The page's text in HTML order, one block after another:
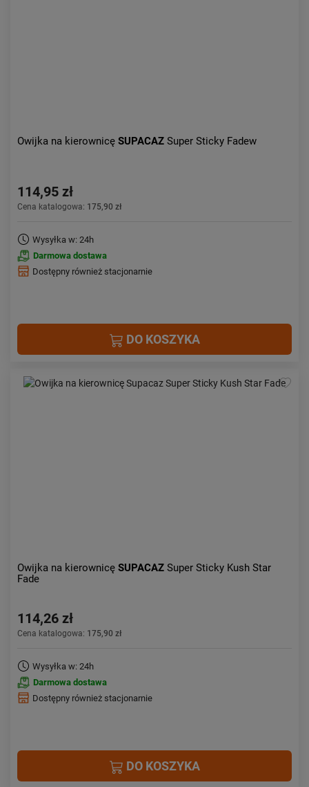
Owijka na kierownicę SUPACAZ Super Sticky Fadew
114,95 zł
Cena katalogowa: 175,90 zł
Wysyłka w: 24h
Darmowa dostawa
Dostępny również stacjonarnie
DO KOSZYKA
Owijka na kierownicę SUPACAZ Super Sticky Kush Star
Fade
114,26 zł
Cena katalogowa: 175,90 zł
Wysyłka w: 24h
Darmowa dostawa
Dostępny również stacjonarnie
DO KOSZYKA